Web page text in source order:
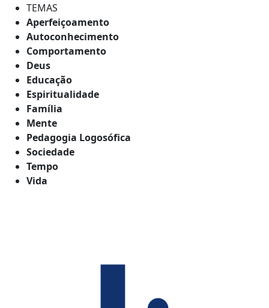
TEMAS
Aperfeiçoamento
Autoconhecimento
Comportamento
Deus
Educação
Espiritualidade
Família
Mente
Pedagogia Logosófica
Sociedade
Tempo
Vida